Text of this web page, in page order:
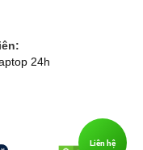
24h
Liên hệ